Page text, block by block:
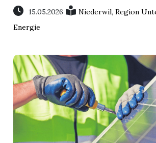
Veranstaltungen
E-
Paper
Newsletter
15.05.2026 Niederwil,Region
Energie